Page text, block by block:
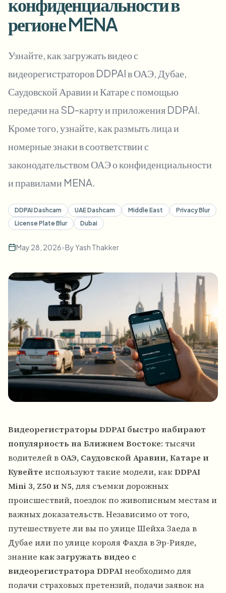
Замена лица - Видео
Видеоаналитика
Пакетное размытие видео
Обработайте много роликов за один раз
Пакетное размытие лиц
Высокопроизводительные конвейеры
Корпоративные зоны, политики и проверка
API и SDK
Форма обратной связи
Видеоаналитика
Пакетное удаление фона
регионе MENA
Узнайте, как загружать видео с
видеорегистраторов DDPAI в ОАЭ, Дубае,
Саудовской Аравии и Катаре с помощью
передачи на SD-карту и приложения DDPAI.
Кроме того, узнайте, как размыть лица и
номерные знаки в соответствии с
законодательством ОАЭ о конфиденциальности
и правилами MENA.
DDPAI Dashcam UAE Dashcam Middle East
Privacy Blur
License Plate Blur
Dubai
May 28, 2026•ByYash Thakker
Видеорегистраторы DDPAI быстро набирают
популярность на Ближнем Востоке: тысячи
водителей в ОАЭ, Саудовской Аравии, Катаре и
Кувейте используют такие модели, какDDPAI
Mini 3, Z50 и N5, для съемки дорожных
происшествий, поездок по живописным местам и
важных доказательств. Независимо от того,
путешествуете ли вы по улице Шейха Заеда в
Дубае или по улице короля Фахда в Эр-Рияде,
знание как загружать видео с
видеорегистратора DDPAIнеобходимо для
подачи страховых претензий, подачи заявок на